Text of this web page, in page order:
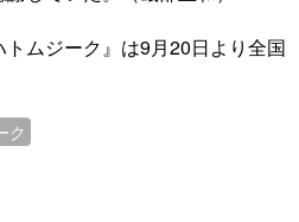
ムジーク』は9月20日より全国
ク